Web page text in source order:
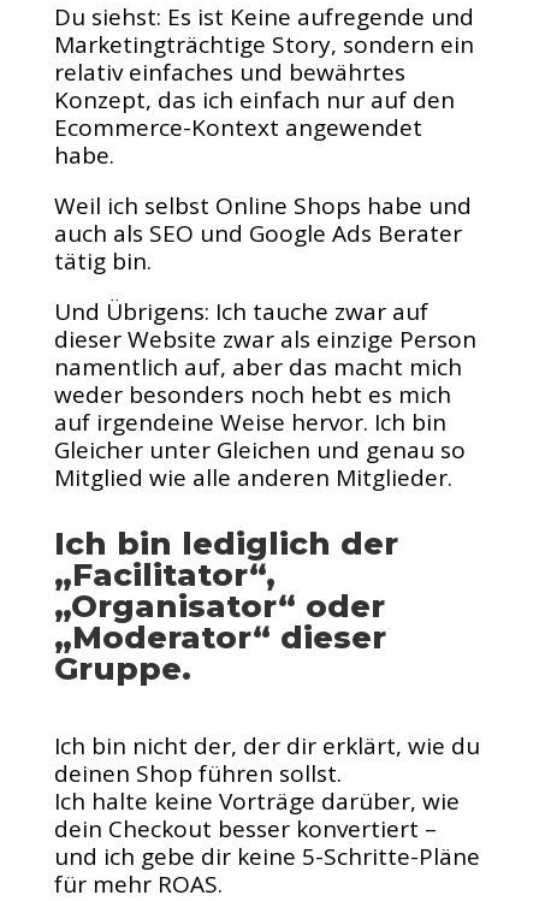
Du siehst: Es ist Keine aufregende und
Marketingträchtige Story, sondern ein
relativ einfaches und bewährtes
Konzept, das ich einfach nur auf den
Ecommerce-Kontext angewendet
habe.
Weil ich selbst Online Shops habe und
auch als SEO und Google Ads Berater
tätig bin.
Und Übrigens: Ich tauche zwar auf
dieser Website zwar als einzige Person
namentlich auf, aber das macht mich
weder besonders noch hebt es mich
auf irgendeine Weise hervor. Ich bin
Gleicher unter Gleichen und genau so
Mitglied wie alle anderen Mitglieder.
Ich bin lediglich der
„Facilitator“,
„Organisator“ oder
„Moderator“ dieser
Gruppe.
Ich bin nicht der, der dir erklärt, wie du
deinen Shop führen sollst.
Ich halte keine Vorträge darüber, wie
dein Checkout besser konvertiert –
und ich gebe dir keine 5-Schritte-Pläne
für mehr ROAS.